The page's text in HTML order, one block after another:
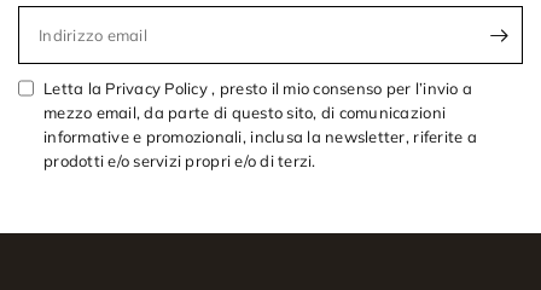
Indirizzo email
Letta la Privacy Policy , presto il mio consenso per l’invio a
mezzo email, da parte di questo sito, di comunicazioni
informative e promozionali, inclusa la newsletter, riferite a
prodotti e/o servizi propri e/o di terzi.